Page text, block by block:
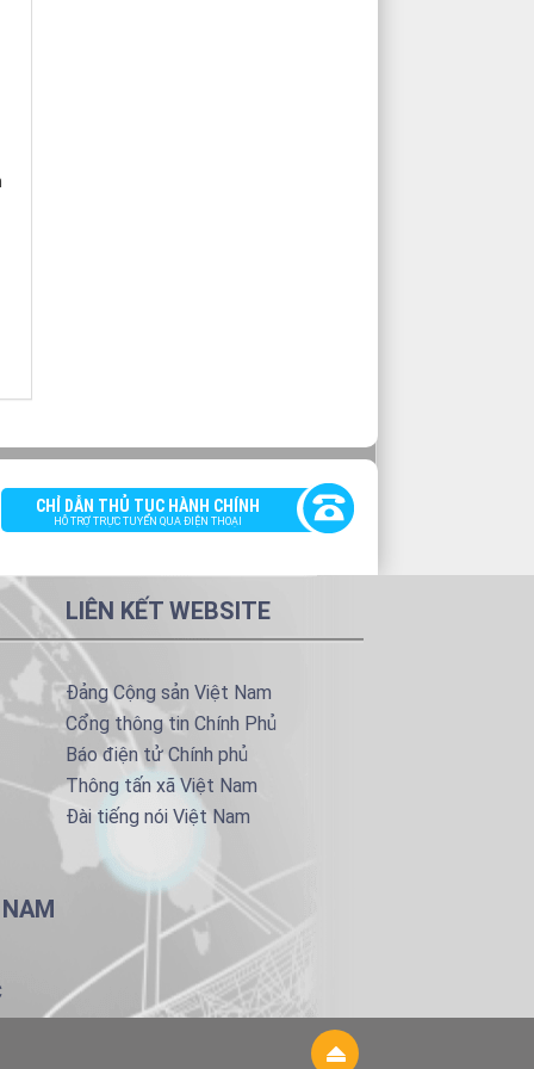
CHỈ DẪN THỦ TỤC HÀNH CHÍNH
HỖ TRỢ TRỰC TUYẾN QUA ĐIỆN THOẠI
LIÊN KẾT WEBSITE
Đảng Cộng sản Việt Nam
Cổng thông tin Chính Phủ
Báo điện tử Chính phủ
Thông tấn xã Việt Nam
Đài tiếng nói Việt Nam